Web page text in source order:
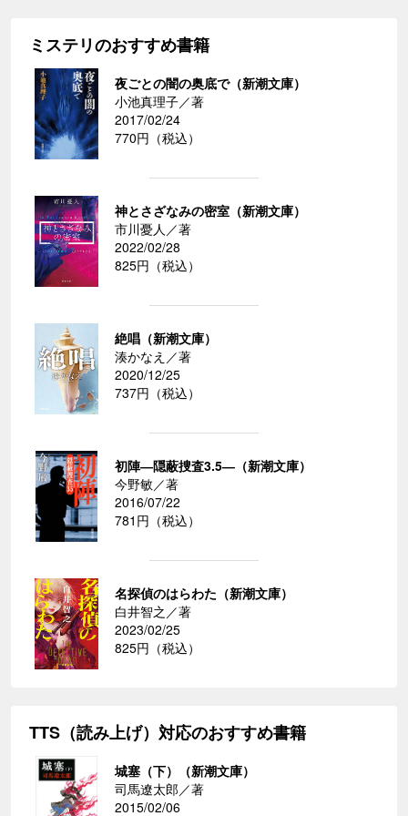
ミステリのおすすめ書籍
夜ごとの闇の奥底で（新潮文庫）
小池真理子／著
2017/02/24
770円（税込）
神とさざなみの密室（新潮文庫）
市川憂人／著
2022/02/28
825円（税込）
絶唱（新潮文庫）
湊かなえ／著
2020/12/25
737円（税込）
初陣―隠蔽捜査3.5―（新潮文庫）
今野敏／著
2016/07/22
781円（税込）
名探偵のはらわた（新潮文庫）
白井智之／著
2023/02/25
825円（税込）
TTS（読み上げ）対応のおすすめ書籍
城塞（下）（新潮文庫）
司馬遼太郎／著
2015/02/06